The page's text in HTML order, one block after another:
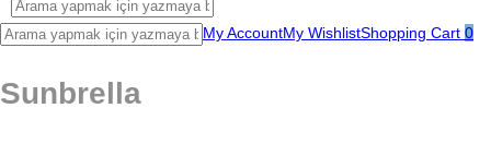
My AccountMy WishlistShopping Cart 0
Sunbrella